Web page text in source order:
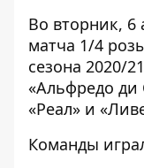
Во вторник, 6
матча 1/4
сезона 2020/
«Альфредо
«Реал» и
Команды